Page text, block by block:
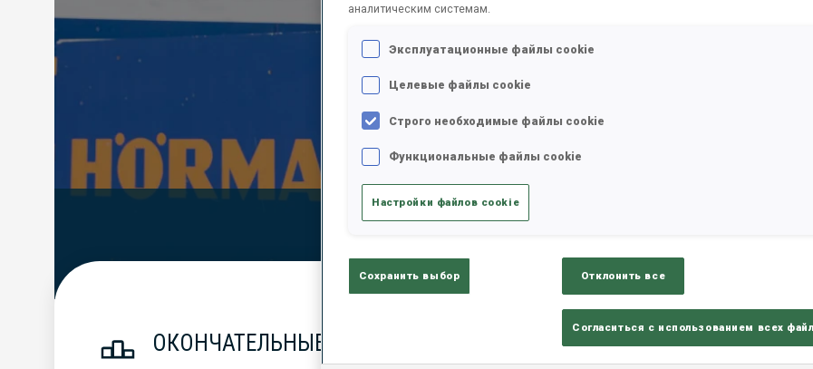
Official Results
ОКОНЧАТЕЛЬНЫЕ РЕЗУЛЬТАТЫ – SKI TIME
аналитическим системам.
Эксплуатационные файлы cookie
Целевые файлы cookie
Строго необходимые файлы cookie
Функциональные файлы cookie
Настройки файлов cookie
Сохранить выбор Отклонить все
Согласиться с использованием всех